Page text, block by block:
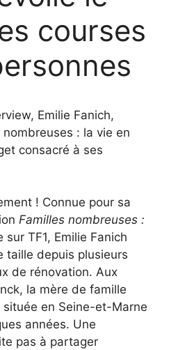
courses
Emilie Fanich,
: la vie en
consacré à ses
! Connue pour sa
Familles nombreuses :
sur TF1, Emilie Fanich
taille depuis plusieurs
de rénovation. Aux
la mère de famille
en Seine-et-Marne
années. Une
pas à partager